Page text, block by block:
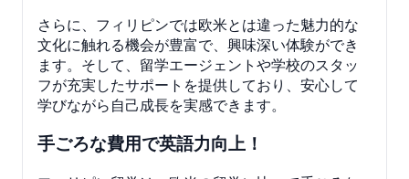
さらに、フィリピンでは欧米とは違った魅力的な
文化に触れる機会が豊富で、興味深い体験ができ
ます。そして、留学エージェントや学校のスタッ
フが充実したサポートを提供しており、安心して
学びながら自己成長を実感できます。
手ごろな費用で英語力向上！